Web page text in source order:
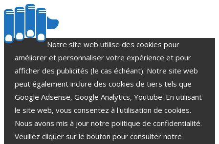
Notre site web utilise des cookies pour
améliorer et personnaliser votre expérience et pour
afficher des publicités (le cas échéant). Notre site web
peut également inclure des cookies de tiers tels que
Google Adsense, Google Analytics, Youtube. En utilisant
le site web, vous consentez à l'utilisation de cookies.
Nous avons mis à jour notre politique de confidentialité.
Veuillez cliquer sur le bouton pour consulter notre